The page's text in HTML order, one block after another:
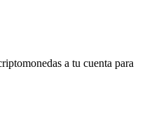
a tu cuenta para